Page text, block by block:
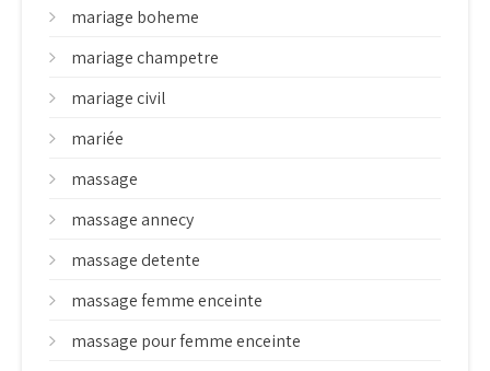
mariage boheme
mariage champetre
mariage civil
mariée
massage
massage annecy
massage detente
massage femme enceinte
massage pour femme enceinte